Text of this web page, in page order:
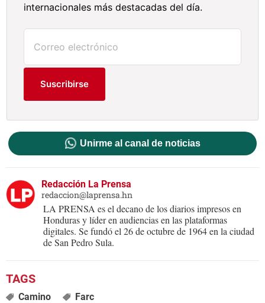
internacionales más destacadas del día.
Suscribirse
Unirme al canal de noticias
Redacción La Prensa
redaccion@laprensa.hn
LA PRENSA es el decano de los diarios impresos en
Honduras y líder en audiencias en las plataformas
digitales. Se fundó el 26 de octubre de 1964 en la ciudad
de San Pedro Sula.
Camino Farc